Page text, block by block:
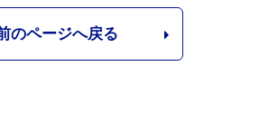
のページへ戻る